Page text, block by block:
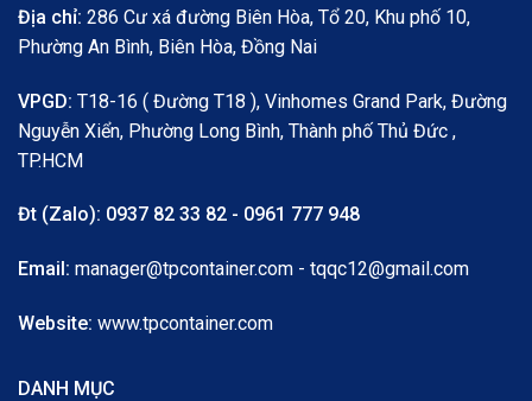
Địa chỉ: 286 Cư xá đường Biên Hòa, Tổ 20, Khu phố 10,
Phường An Bình, Biên Hòa, Đồng Nai
VPGD: T18-16 ( Đường T18 ), Vinhomes Grand Park, Đường
Nguyễn Xiển, Phường Long Bình, Thành phố Thủ Đức ,
TP.HCM
Đt (Zalo): 0937 82 33 82 - 0961 777 948
Email: manager@tpcontainer.com - tqqc12@gmail.com
Website: www.tpcontainer.com
DANH MỤC